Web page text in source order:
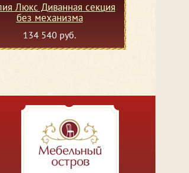
Люкс Диванная секция
без механизма
134 540 руб.